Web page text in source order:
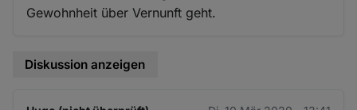
Gewohnheit über Vernunft geht.
Diskussion anzeigen